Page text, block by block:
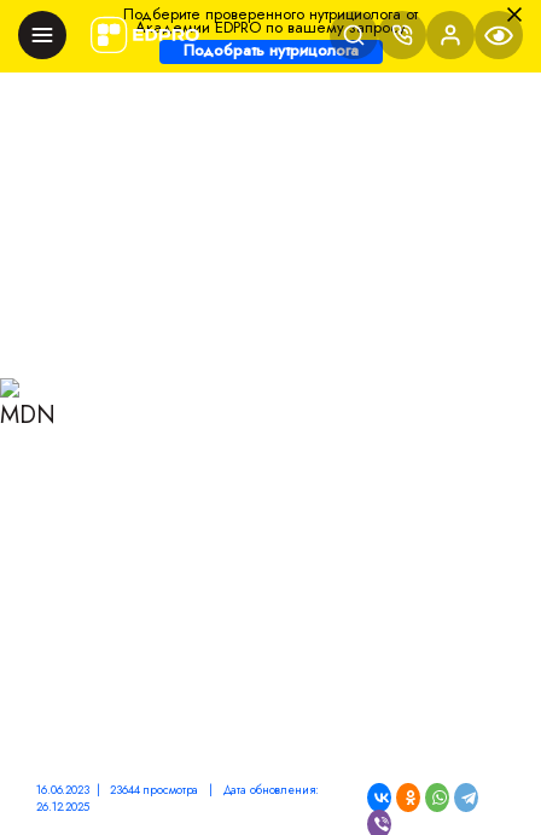
Подберите проверенного нутрициолога от
Академии EDPRO по вашему запросу
Подобрать нутрицолога
16.06.2023 | 23644 просмотра | Дата обновления:
26.12.2025